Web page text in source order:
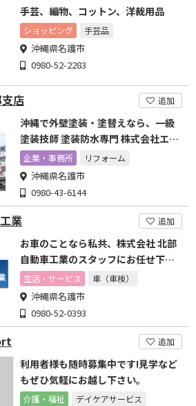
手芸、編物、コットン、洋裁用品
ショッピング 手芸品
沖縄県名護市
0980-52-2283
店 追加
沖縄で外壁塗装・塗替えなら、一級
塗装技師 塗装防水専門 株式会社エー
スにお任せください！
企業・事務所 リフォーム
沖縄県名護市
0980-43-6144
業 追加
お車のことなら私共、株式会社 北部
自動車工業のスタッフにお任せ下さ
い。
生活・サービス 車（車検）
沖縄県名護市
0980-52-0393
追加
利用者様も随時募集中です!見学など
もぜひ気軽にお越し下さい。
介護・福祉 デイケアサービス